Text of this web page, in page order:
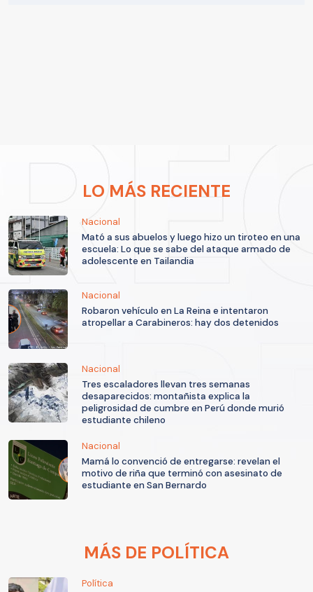
LO MÁS RECIENTE
Nacional
Mató a sus abuelos y luego hizo un tiroteo en una
escuela: Lo que se sabe del ataque armado de
adolescente en Tailandia
Nacional
Robaron vehículo en La Reina e intentaron
atropellar a Carabineros: hay dos detenidos
Nacional
Tres escaladores llevan tres semanas
desaparecidos: montañista explica la
peligrosidad de cumbre en Perú donde murió
estudiante chileno
Nacional
Mamá lo convenció de entregarse: revelan el
motivo de riña que terminó con asesinato de
estudiante en San Bernardo
MÁS DE POLÍTICA
Política